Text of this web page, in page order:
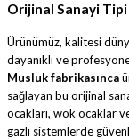
Orijinal Sanayi
Ürünümüz, kalitesi
dayanıklı ve
Musluk fabrikasınca
sağlayan bu orijinal
ocakları, wok ocaklar
gazlı sistemlerde